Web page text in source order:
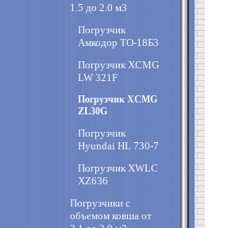
1.5 до 2.0 м3
Погрузчик
Амкодор ТО-18Б3
Погрузчик XCMG
LW 321F
Погрузчик XCMG
ZL30G
Погрузчик
Hyundai HL 730-7
Погрузчик XWLC
XZ636
Погрузчики с
объемом ковша от